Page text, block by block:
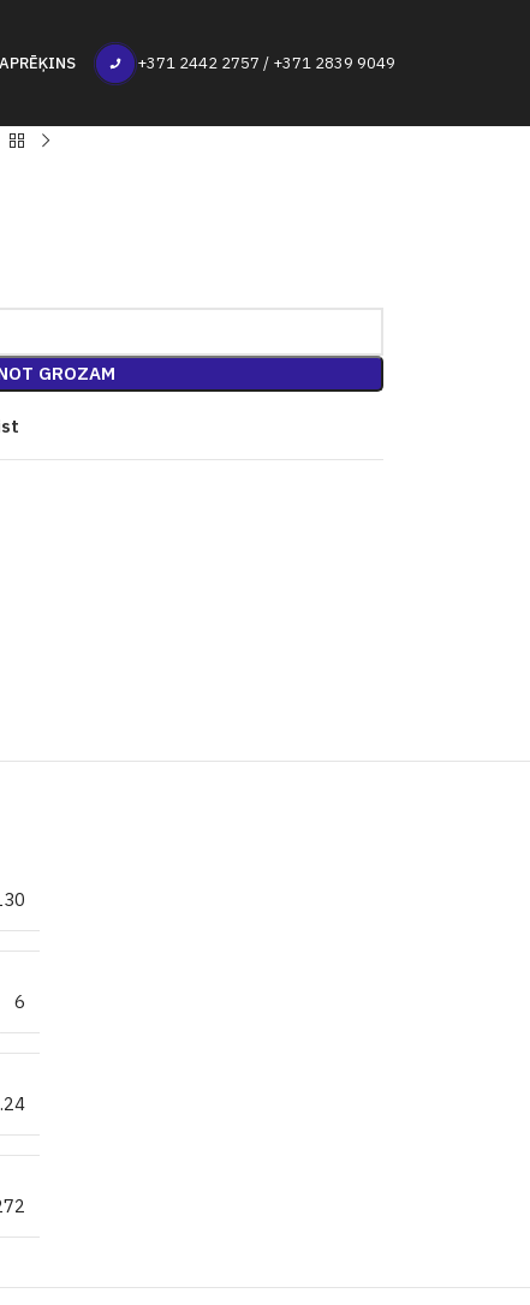
+371 2442 2757 / +371 2839 9049
GROZAM
6